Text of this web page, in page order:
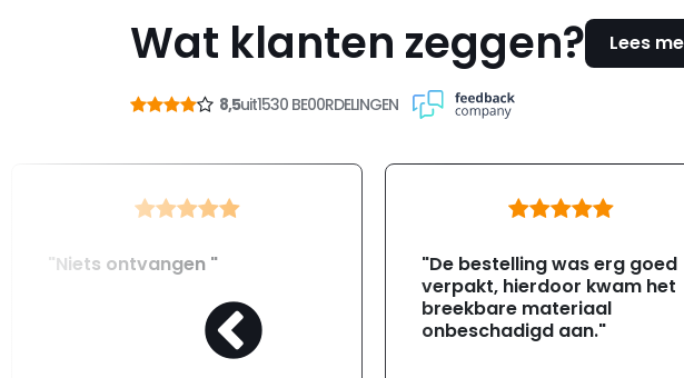
Wat klanten zeggen? Lees
8,5uit1530 BE00RDELINGEN
"Niets ontvangen "
"De bestelling was erg goed
verpakt, hierdoor kwam het
breekbare materiaal
onbeschadigd aan."